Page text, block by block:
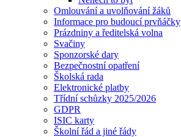
Omlouvání a uvolňování žáků
Informace pro budoucí prvňáčky
Prázdniny a ředitelská volna
Svačiny
Sponzorské dary
Bezpečnostní opatření
Školská rada
Elektronické platby
Třídní schůzky 2025/2026
GDPR
ISIC karty
Školní řád a jiné řády